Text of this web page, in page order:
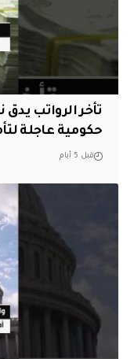
تأخر الرواتب
حكومية عاجلة
قبل 5 أيام